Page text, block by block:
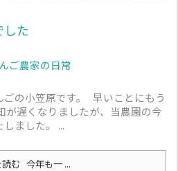
た
ご農家の日常
ごの小笠原です。 早いことにもう
が遅くなりましたが、当農園の今
ました。 ...
む 今年も一 ...